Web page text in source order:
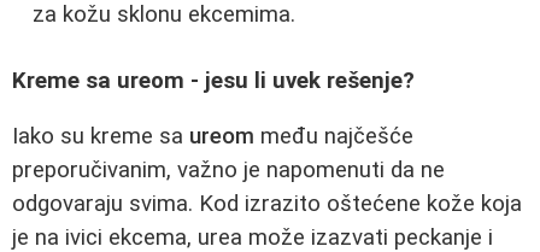
za kožu sklonu ekcemima.
Kreme sa ureom - jesu li uvek rešenje?
Iako su kreme sa ureom među najčešće
preporučivanim, važno je napomenuti da ne
odgovaraju svima. Kod izrazito oštećene kože koja
je na ivici ekcema, urea može izazvati peckanje i